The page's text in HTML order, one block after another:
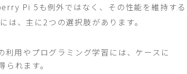
Pi 5も例外ではなく、その性能を維持する
は、主に2つの選択肢があります。
用やプログラミング学習には、ケースに
れます。